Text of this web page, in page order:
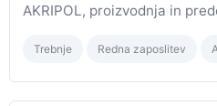
AKRIPOL, proizvodnja in
Trebnje Redna zaposlitev